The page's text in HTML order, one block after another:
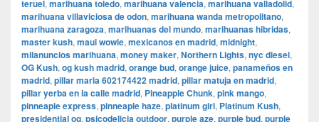
teruel, marihuana toledo, marihuana valencia, marihuana valladolid,
marihuana villaviciosa de odon, marihuana wanda metropolitano,
marihuana zaragoza, marihuanas del mundo, marihuanas hibridas,
master kush, maui wowie, mexicanos en madrid, midnight,
milanuncios marihuana, money maker, Northern Lights, nyc diesel,
OG Kush, og kush madrid, orange bud, orange juice, panameños en
madrid, pillar maria 602174422 madrid, pillar matuja en madrid,
pillar yerba en la calle madrid, Pineapple Chunk, pink mango,
pinneaple express, pinneaple haze, platinum girl, Platinum Kush,
presidential og, psicodelicia outdoor, purple aze, purple bud, purple